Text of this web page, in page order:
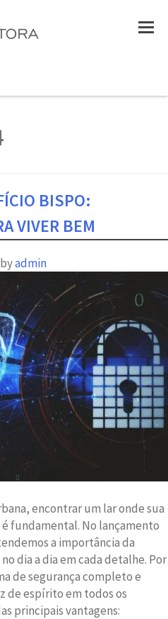
BISPO:
VIVER BEM
admin
encontrar um lar onde sua
fundamental. No lançamento
a importância da
dia a dia em cada detalhe. Por
de segurança completo e
de espírito em todos os
principais vantagens: